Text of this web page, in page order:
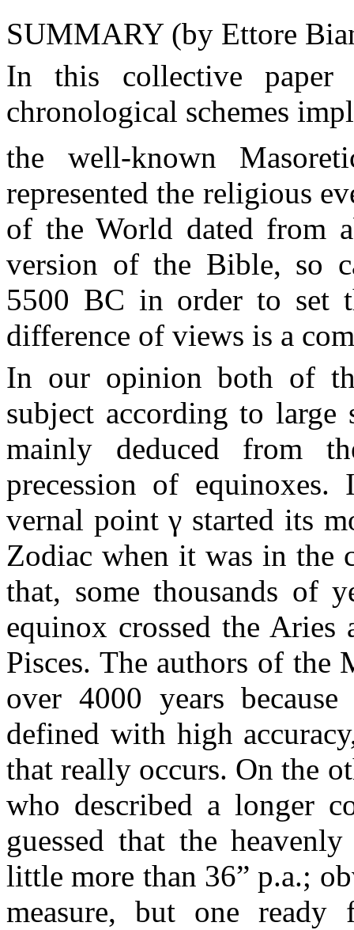
SUMMARY (by Ettore
In this collective
chronological schemes
the well-known
represented the religious
of the World dated from
version of the Bible, so
5500 BC in order to set
difference of views is a
In our opinion both of
subject according to large
mainly deduced from
precession of equinoxes.
vernal pointγ started its
Zodiac when it was in the
that, some thousands of
equinox crossed the
Pisces. The authors of the
over 4000 years
defined with high
that really occurs. On the
who described a longer
guessed that the
little more than 36” p.a.;
measure, but one